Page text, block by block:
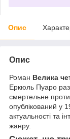
Опис
Опис
Роман Велика
Еркюль Пуаро
смертельне
опублікований у
актуальності та
жанру.